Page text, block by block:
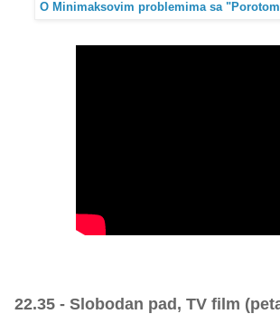
O Minimaksovim problemima sa
22.35 - Slobodan pad, TV film